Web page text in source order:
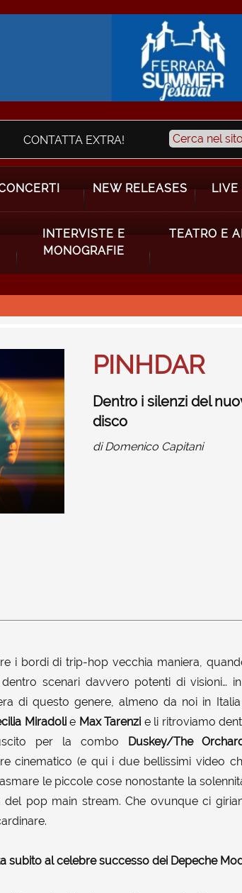
CONTATTA EXTRA!
NEW RELEASES LIVE
INTERVISTE E
MONOGRAFIE
TEATRO E
PINHDAR
Dentro i silenzi del
disco
diDomenico Capitani
i bordi di trip-hop vecchia maniera,
scenari davvero potenti di visioni…
di questo genere, almeno da noi in
Miradolie Max Tarenzi e li ritroviamo
per la combo Duskey/The
cinematico (e qui i due bellissimi video
le piccole cose nonostante la
pop main stream. Che ovunque ci
al celebre successo dei Depeche